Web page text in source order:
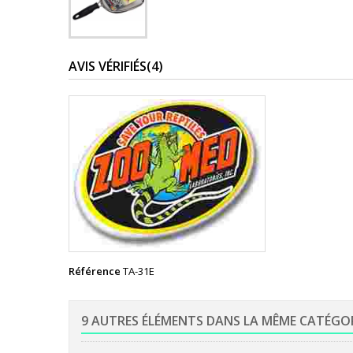
AVIS VÉRIFIÉS(4)
Référence TA-31E
9 AUTRES ÉLÉMENTS DANS LA MÊME